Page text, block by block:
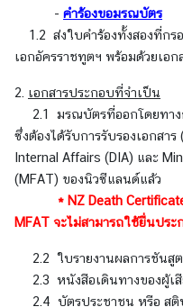
u
t
s
ข่
า
|
e
w
- คำร้องขอมรณบัตร
1.2 ส่งใบคำร้องทั้งสองที่กร
เอกอัครราชทูตฯ พร้อมด้วยเอ
2. เอกสารประกอบที่จำเป็น
2.1 มรณบัตรที่ออกโดยทาง
ซึ่งต้องได้รับการรับรองเอกสา
Internal Affairs (DIA) และ
(MFAT) ของนิวซีแลนด์แล้ว
* NZ Death
MFAT จะไม่สามารถใช้ยื่นปร
2.2 ใบรายงานผลการชันสูต
2.3 หนังสือเดินทางของผู้เสี
2.4 บัตรประชาชน หรือ สูติ